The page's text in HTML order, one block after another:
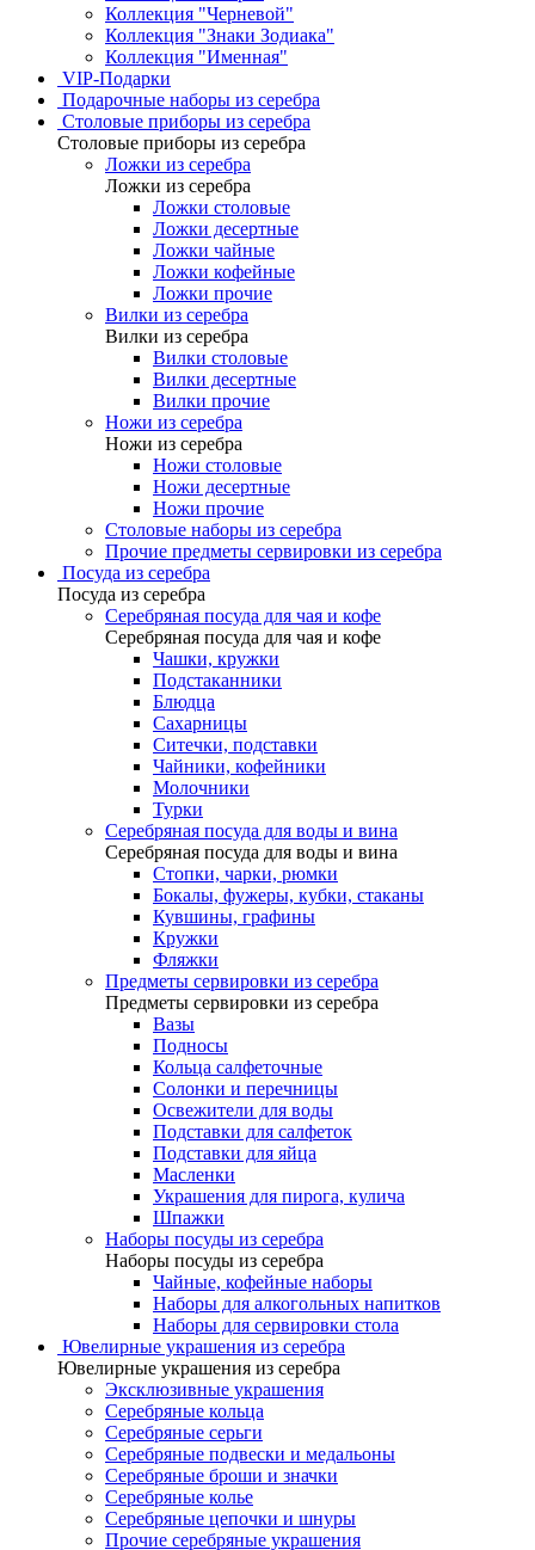
Коллекция "Черневой"
Коллекция "Знаки Зодиака"
Коллекция "Именная"
VIP-Подарки
Подарочные наборы из серебра
Столовые приборы из серебра
Столовые приборы из серебра
Ложки из серебра
Ложки из серебра
Ложки столовые
Ложки десертные
Ложки чайные
Ложки кофейные
Ложки прочие
Вилки из серебра
Вилки из серебра
Вилки столовые
Вилки десертные
Вилки прочие
Ножи из серебра
Ножи из серебра
Ножи столовые
Ножи десертные
Ножи прочие
Столовые наборы из серебра
Прочие предметы сервировки из серебра
Посуда из серебра
Посуда из серебра
Серебряная посуда для чая и кофе
Серебряная посуда для чая и кофе
Чашки, кружки
Подстаканники
Блюдца
Сахарницы
Ситечки, подставки
Чайники, кофейники
Молочники
Турки
Серебряная посуда для воды и вина
Серебряная посуда для воды и вина
Стопки, чарки, рюмки
Бокалы, фужеры, кубки, стаканы
Кувшины, графины
Кружки
Фляжки
Предметы сервировки из серебра
Предметы сервировки из серебра
Вазы
Подносы
Кольца салфеточные
Солонки и перечницы
Освежители для воды
Подставки для салфеток
Подставки для яйца
Масленки
Украшения для пирога, кулича
Шпажки
Наборы посуды из серебра
Наборы посуды из серебра
Чайные, кофейные наборы
Наборы для алкогольных напитков
Наборы для сервировки стола
Ювелирные украшения из серебра
Ювелирные украшения из серебра
Эксклюзивные украшения
Серебряные кольца
Серебряные серьги
Серебряные подвески и медальоны
Серебряные броши и значки
Серебряные колье
Серебряные цепочки и шнуры
Прочие серебряные украшения